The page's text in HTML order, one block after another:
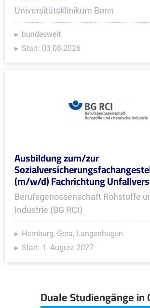
Universitätsklinikum Bonn
bundesweit
Start: 03.08.2026
Ausbildung zum/zur
(m/w/d) Fachrichtung
Berufsgenossenschaft Rohstoffe
Industrie (BG RCI)
Hamburg, Gera, Langenhagen
Start: 1. August 2027
Duale Studiengänge in